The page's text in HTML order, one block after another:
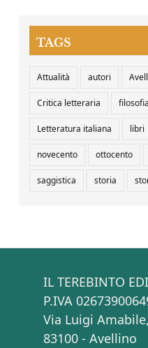
TAGS
Attualità autori
Critica letteraria filosofia
Letteratura italiana libri
novecento ottocento
saggistica storia
IL TEREBINTO
P.IVA
Via Luigi
83100 - Avellino